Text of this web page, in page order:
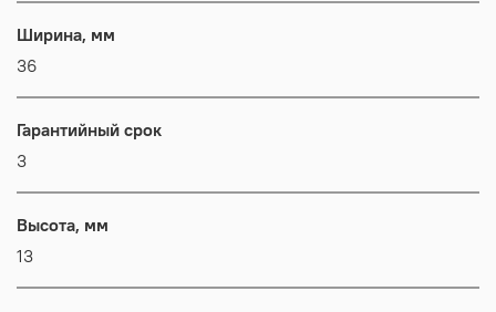
Ширина, мм
36
Гарантийный срок
3
Высота, мм
13